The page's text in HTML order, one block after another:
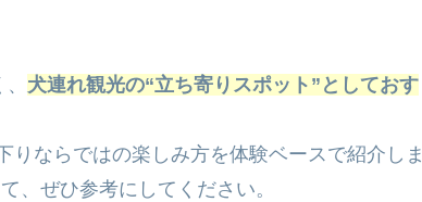
犬連れ観光の“立ち寄りスポット”としておす
ならではの楽しみ方を体験ベースで紹介しま
、ぜひ参考にしてください。